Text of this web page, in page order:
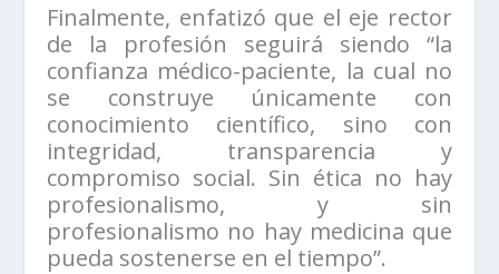
Finalmente, enfatizó que el eje rector
de la profesión seguirá siendo “la
confianza médico-paciente, la cual no
se construye únicamente con
conocimiento científico, sino con
integridad, transparencia y
compromiso social. Sin ética no hay
profesionalismo, y sin
profesionalismo no hay medicina que
pueda sostenerse en el tiempo”.